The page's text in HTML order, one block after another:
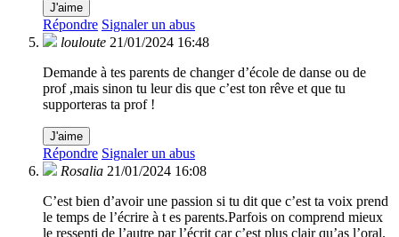
J'aime
Répondre Signaler un abus
louloute 21/01/2024 16:48
Demande à tes parents de changer d’école de danse ou de
prof ,mais sinon tu leur dis que c’est ton rêve et que tu
supporteras ta prof !
J'aime
Répondre Signaler un abus
Rosalia 21/01/2024 16:08
C’est bien d’avoir une passion si tu dit que c’est ta voix prend
le temps de l’écrire à t es parents.Parfois on comprend mieux
le ressenti de l’autre par l’écrit car c’est plus clair qu’as l’oral.